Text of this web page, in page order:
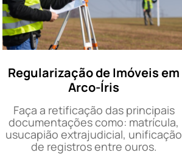
Regularização de Imóveis em
Arco-Íris
Faça a retificação das principais
documentações como: matrícula,
usucapião extrajudicial, unificação
de registros entre ouros.